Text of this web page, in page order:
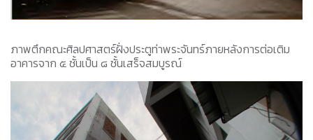
ภาพตึกคณะศิลปศาสตร์ฝั่งประตูท่าพระจันทร์ภายหลังการต่อเติม
อาคารจาก ๕ ชั้นเป็น ๘ ชั้นเสร็จสมบูรณ์